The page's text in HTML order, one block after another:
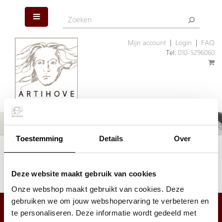
Toestemming Details Over
Deze website maakt gebruik van cookies
Onze webshop maakt gebruikt van cookies. Deze
gebruiken we om jouw webshopervaring te verbeteren en
te personaliseren. Deze informatie wordt gedeeld met
Mijn account| Login
FAQ
Tel: 010-5296060
Het artikel dat u zoekt is helaas niet meer aanwezig. Wellicht kunnen
Klik hier om ons assortiment geschenken te bekijken.